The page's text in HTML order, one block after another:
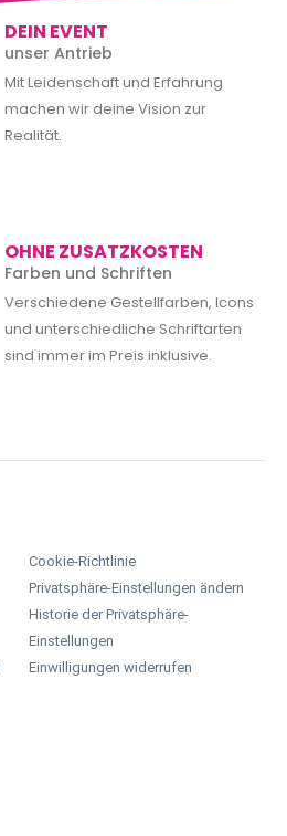
DEIN EVENT
unser Antrieb
Mit Leidenschaft und Erfahrung
machen wir deine Vision zur
Realität.
OHNE ZUSATZKOSTEN
Farben und Schriften
Verschiedene Gestellfarben, Icons
und unterschiedliche Schriftarten
sind immer im Preis inklusive.
Cookie-Richtlinie
Privatsphäre-Einstellungen ändern
Historie der Privatsphäre-
Einstellungen
Einwilligungen widerrufen